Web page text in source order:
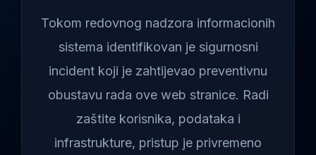
Tokom redovnog nadzora informacionih
sistema identifikovan je sigurnosni
incident koji je zahtijevao preventivnu
obustavu rada ove web stranice. Radi
zaštite korisnika, podataka i
infrastrukture, pristup je privremeno